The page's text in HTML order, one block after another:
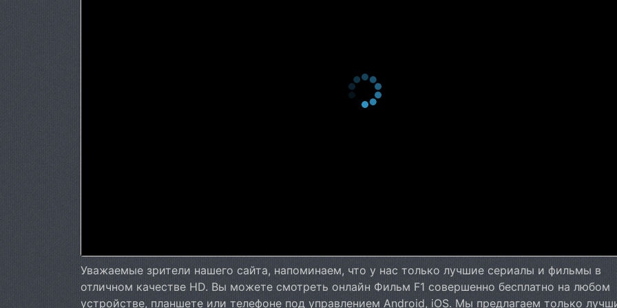
Уважаемые зрители нашего сайта, напоминаем, что у нас только лучшие сериалы и фильмы в
отличном качестве HD. Вы можете смотреть онлайн Фильм F1 совершенно бесплатно на любом
устройстве, планшете или телефоне под управлением Android, iOS. Мы предлагаем только